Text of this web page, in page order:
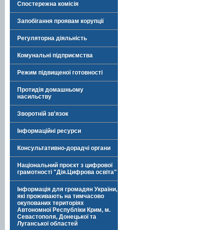
Спостережна комісія
Запобігання проявам корупції
Регуляторна діяльність
Комунальні підприємства
Режим підвищеної готовності
Протидія домашньому
насильству
Зворотній зв'язок
Інформаційні ресурси
Консультативно-дорадчі органи
Національний проєкт з цифрової
грамотності "Дія.Цифрова освіта"
Інформація для громадян України,
які проживають на тимчасово
окупованих територіях
Автономної Республіки Крим, м.
Севастополя, Донецької та
Луганської областей